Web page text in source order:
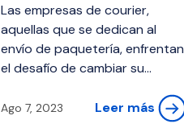
Las empresas de courier,
aquellas que se dedican al
envío de paquetería, enfrentan
el desafío de cambiar su
evolucionar hacia un servicio
Ago 7, 2023 Leer más